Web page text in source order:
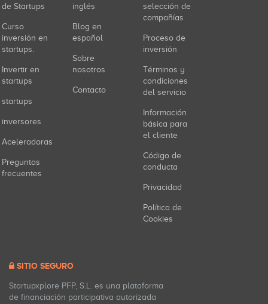
de Startups
Curso
inversión en
startups.
Invertir en
startups
startups
inversores
Aceleradoras
Preguntas
frecuentes
inglés
Blog en
español
Sobre
nosotros
Contacto
selección de
compañías
Proceso de
inversión
Términos y
condiciones
del servicio
Información
básica para
el cliente
Código de
conducta
Privacidad
Política de
Cookies
SITIO SEGURO
Startupxplore PFP, S.L. es una plataforma
de financiación participativa autorizada